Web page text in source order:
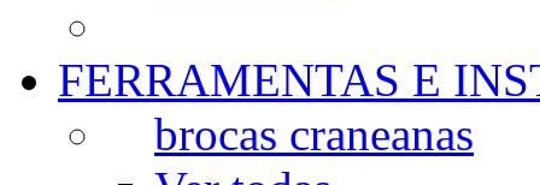
FERRAMENTAS E
brocas craneanas